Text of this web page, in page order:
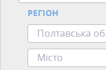
РЕГІОН
Полтавська
Місто